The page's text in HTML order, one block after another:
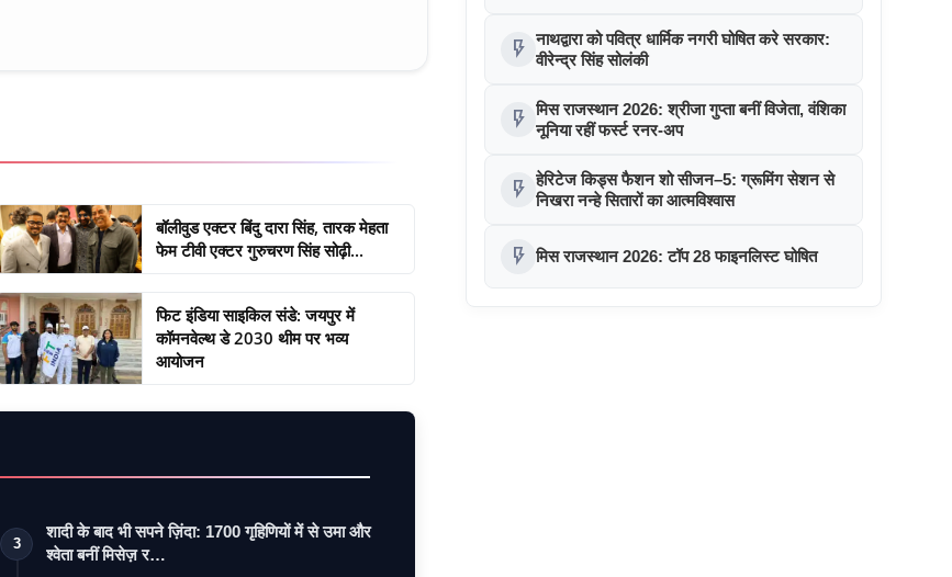
बॉलीवुड एक्टर बिंदु दारा सिंह, तारक मेहता
फेम टीवी एक्टर गुरुचरण सिंह सोढ़ी...
फिट इंडिया साइकिल संडे: जयपुर में
कॉमनवेल्थ डे 2030 थीम पर भव्य
आयोजन
3
शादी के बाद भी सपने ज़िंदा: 1700 गृहिणियों में से उमा और
श्वेता बनीं मिसेज़ र…
flash_on नाथद्वारा को पवित्र धार्मिक नगरी घोषित करे सरकार:
वीरेन्द्र सिंह सोलंकी
flash_on मिस राजस्थान 2026: श्रीजा गुप्ता बनीं विजेता, वंशिका
नूनिया रहीं फर्स्ट रनर-अप
flash_on हेरिटेज किड्स फैशन शो सीजन–5: ग्रूमिंग सेशन से
निखरा नन्हे सितारों का आत्मविश्वास
flash_on मिस राजस्थान 2026: टॉप 28 फाइनलिस्ट घोषित